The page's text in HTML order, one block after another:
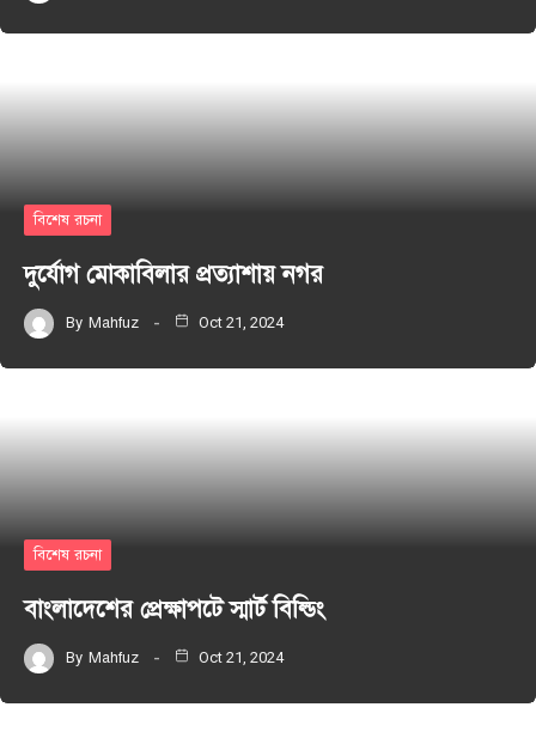
বিশেষ রচনা
দুর্যোগ মোকাবিলার প্রত্যাশায় নগর
By Mahfuz Oct 21, 2024
বিশেষ রচনা
বাংলাদেশের প্রেক্ষাপটে স্মার্ট বিল্ডিং
By Mahfuz Oct 21, 2024